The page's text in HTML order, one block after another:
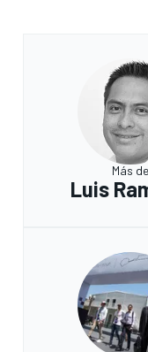
Más de
Luis